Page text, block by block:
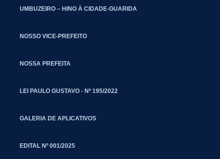
UMBUZEIRO – HINO À CIDADE-GUARIDA
NOSSO VICE-PREFEITO
NOSSA PREFEITA
LEI PAULO GUSTAVO - Nº 195/2022
GALERIA DE APLICATIVOS
EDITAL Nº 001/2025